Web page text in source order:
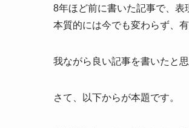
8年ほど前に書いた記事で、表
本質的には今でも変わらず、
我ながら良い記事を書いたと思
さて、以下からが本題です。